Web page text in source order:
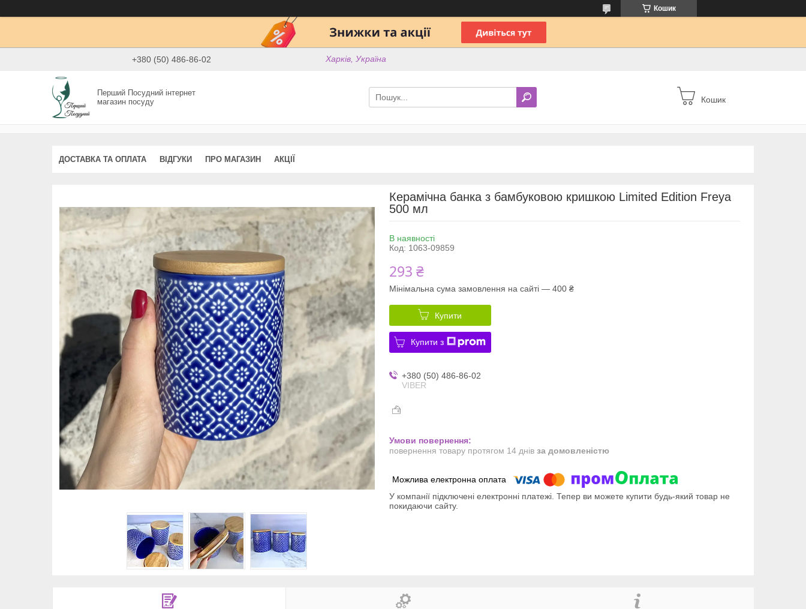
Кошик
+380 (50) 486-86-02 Харків, Україна
Перший Посудний інтернет
магазин посуду
Кошик
ДОСТАВКА ТА ОПЛАТА ВІДГУКИ ПРО МАГАЗИН АКЦІЇ
Керамічна банка з бамбуковою кришкою Limited Edition Freya
500 мл
В наявності
Код: 1063-09859
293 ₴
Мінімальна сума замовлення на сайті — 400 ₴
Купити
Купити з
+380 (50) 486-86-02
VIBER
повернення товару протягом 14 днів за домовленістю
У компанії підключені електронні платежі. Тепер ви можете купити будь-який товар не
покидаючи сайту.